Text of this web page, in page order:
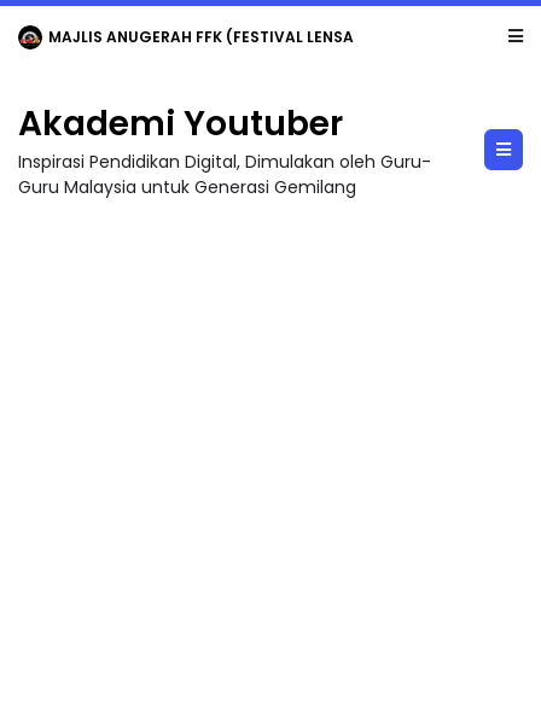
MAJLIS ANUGERAH FFK (FESTIVAL LENSA PENDIDIKAN - FLeP) 2026
Akademi Youtuber
Inspirasi Pendidikan Digital, Dimulakan oleh Guru-
Guru Malaysia untuk Generasi Gemilang